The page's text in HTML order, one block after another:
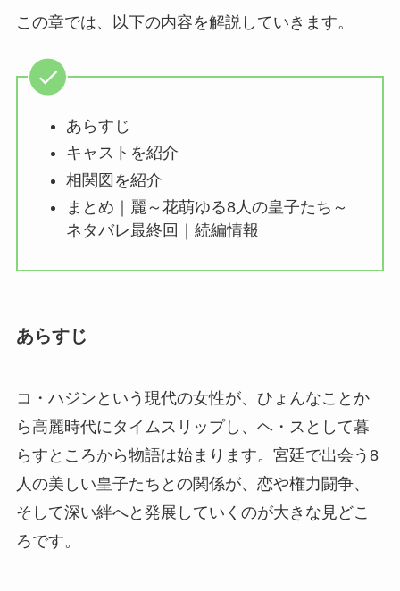
この章では、以下の内容を解説していきます。
あらすじ
キャストを紹介
相関図を紹介
まとめ｜麗～花萌ゆる8人の皇子たち～
ネタバレ最終回｜続編情報
あらすじ
コ・ハジンという現代の女性が、ひょんなことか
ら高麗時代にタイムスリップし、ヘ・スとして暮
らすところから物語は始まります。宮廷で出会う8
人の美しい皇子たちとの関係が、恋や権力闘争、
そして深い絆へと発展していくのが大きな見どこ
ろです。